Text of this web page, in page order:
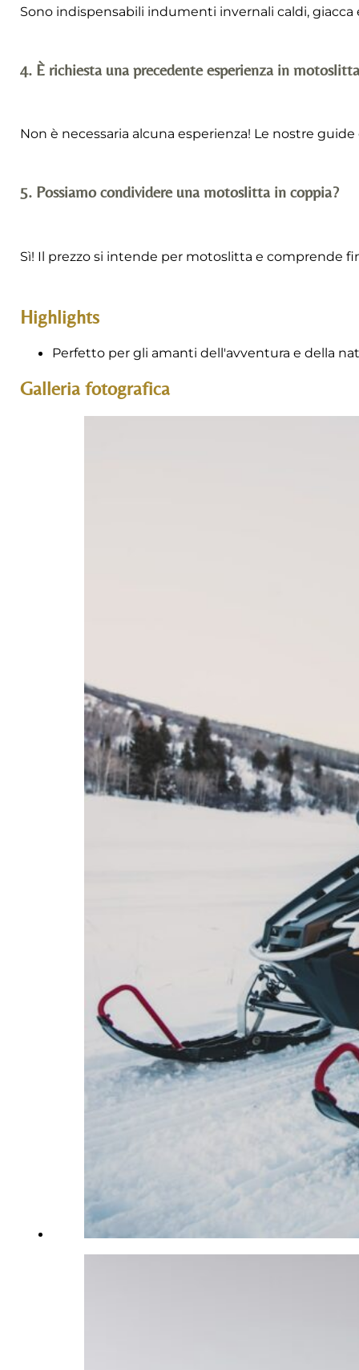
Sono indispensabili indumenti invernali caldi,
4. È richiesta una precedente esperienza in
Non è necessaria alcuna esperienza! Le nostre
5. Possiamo condividere una motoslitta in coppia?
Sì! Il prezzo si intende per motoslitta e comprende
Highlights
Perfetto per gli amanti dell'avventura e della
Galleria fotografica